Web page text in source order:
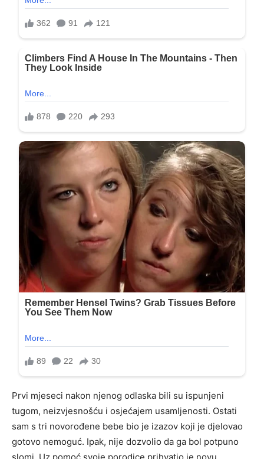
Prvi mjeseci nakon njenog odlaska bili su ispunjeni
tugom, neizvjesnošću i osjećajem usamljenosti. Ostati
sam s tri novorođene bebe bio je izazov koji je djelovao
gotovo nemoguć. Ipak, nije dozvolio da ga bol potpuno